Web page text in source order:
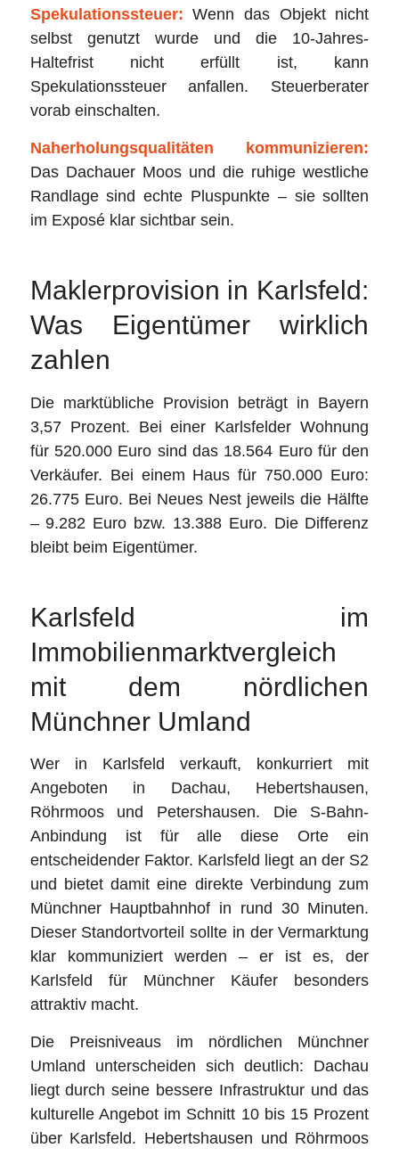
Spekulationssteuer: Wenn das Objekt nicht
selbst genutzt wurde und die 10-Jahres-
Haltefrist nicht erfüllt ist, kann
Spekulationssteuer anfallen. Steuerberater
vorab einschalten.
Naherholungsqualitäten kommunizieren:
Das Dachauer Moos und die ruhige westliche
Randlage sind echte Pluspunkte – sie sollten
im Exposé klar sichtbar sein.
Maklerprovision in Karlsfeld:
Was Eigentümer wirklich
zahlen
Die marktübliche Provision beträgt in Bayern
3,57 Prozent. Bei einer Karlsfelder Wohnung
für 520.000 Euro sind das 18.564 Euro für den
Verkäufer. Bei einem Haus für 750.000 Euro:
26.775 Euro. Bei Neues Nest jeweils die Hälfte
– 9.282 Euro bzw. 13.388 Euro. Die Differenz
bleibt beim Eigentümer.
Karlsfeld im
Immobilienmarktvergleich
mit dem nördlichen
Münchner Umland
Wer in Karlsfeld verkauft, konkurriert mit
Angeboten in Dachau, Hebertshausen,
Röhrmoos und Petershausen. Die S-Bahn-
Anbindung ist für alle diese Orte ein
entscheidender Faktor. Karlsfeld liegt an der S2
und bietet damit eine direkte Verbindung zum
Münchner Hauptbahnhof in rund 30 Minuten.
Dieser Standortvorteil sollte in der Vermarktung
klar kommuniziert werden – er ist es, der
Karlsfeld für Münchner Käufer besonders
attraktiv macht.
Die Preisniveaus im nördlichen Münchner
Umland unterscheiden sich deutlich: Dachau
liegt durch seine bessere Infrastruktur und das
kulturelle Angebot im Schnitt 10 bis 15 Prozent
über Karlsfeld. Hebertshausen und Röhrmoos